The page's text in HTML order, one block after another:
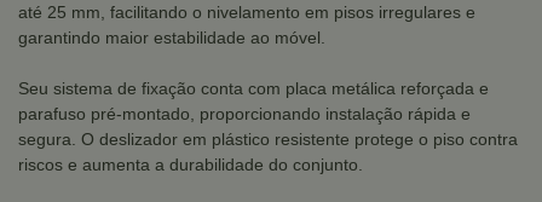
até 25 mm, facilitando o nivelamento em pisos irregulares e
garantindo maior estabilidade ao móvel.
Seu sistema de fixação conta com placa metálica reforçada e
parafuso pré-montado, proporcionando instalação rápida e
segura. O deslizador em plástico resistente protege o piso contra
riscos e aumenta a durabilidade do conjunto.